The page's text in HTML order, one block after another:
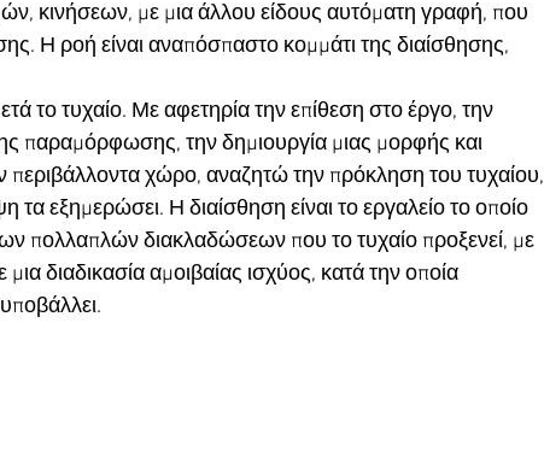
κινήσεων, με μια άλλου είδους αυτόματη γραφή, που
Η ροή είναι αναπόσπαστο κομμάτι της διαίσθησης,
το τυχαίο. Με αφετηρία την επίθεση στο έργο, την
παραμόρφωσης, την δημιουργία μιας μορφής και
περιβάλλοντα χώρο, αναζητώ την πρόκληση του τυχαίου,
τα εξημερώσει. Η διαίσθηση είναι το εργαλείο το οποίο
των πολλαπλών διακλαδώσεων που το τυχαίο προξενεί, με
διαδικασία αμοιβαίας ισχύος, κατά την οποία